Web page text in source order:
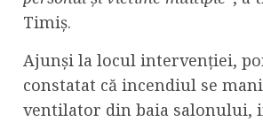
Timiș.
Ajunși la locul intervenției,
constatat că incendiul se
ventilator din baia salonului,